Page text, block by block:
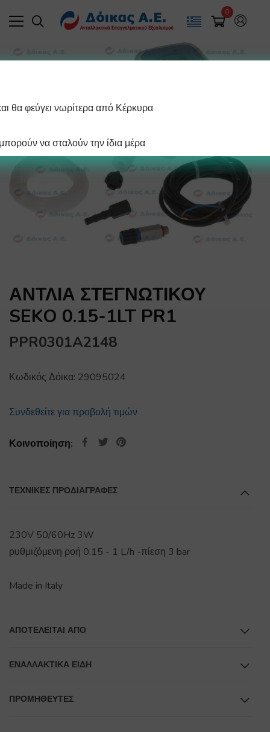
0
ΑΝΤΛΙΑ ΣΤΕΓΝΩΤΙΚΟΥ
SEKO 0.15-1LT PR1
PPR0301A2148
Κωδικός Δόικα: 29095024
Συνδεθείτε για προβολή τιμών
Κοινοποίηση:
ΤΕΧΝΙΚΕΣ ΠΡΟΔΙΑΓΡΑΦΕΣ
230V 50/60Hz 3W
ρυθμιζόμενη ροή 0.15 - 1 L/h -πίεση 3 bar
Made in Italy
ΑΠΟΤΕΛΕΊΤΑΙ ΑΠΌ
ΕΝΑΛΛΑΚΤΙΚΆ ΕΊΔΗ
ΠΡΟΜΗΘΕΥΤΕΣ
θα φεύγει νωρίτερα από Κέρκυρα.
να σταλούν την ίδια μέρα.